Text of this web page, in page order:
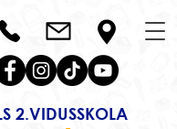
2.VIDUSSKOLA